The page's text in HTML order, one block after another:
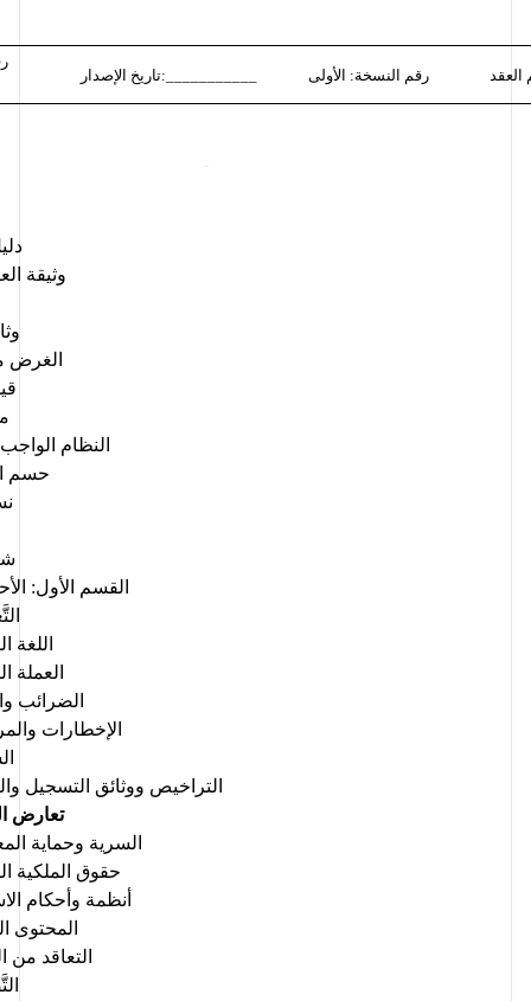
تاريخ الإصدار:___________
رقم النسخة: الأولى
وثيقة
الغرض
النظام
حسم
القسم الأول:
اللغة
العملة
الضرائب
الإخطارات
التراخيص ووثائق التسجيل
تعارض
السرية وحماية
حقوق الملكية
أنظمة وأحكام
المحتوى
التعاقد من